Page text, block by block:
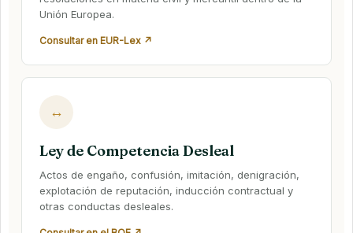
Unión Europea.
Consultar en EUR-Lex ↗
↔
Ley de Competencia Desleal
Actos de engaño, confusión, imitación, denigración,
explotación de reputación, inducción contractual y
otras conductas desleales.